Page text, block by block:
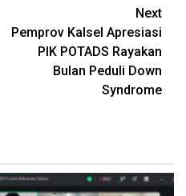
Next
Pemprov Kalsel Apresiasi
PIK POTADS Rayakan
Bulan Peduli Down
Syndrome